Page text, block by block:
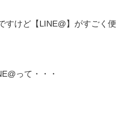
すけど【LINE@】がすごく便
って・・・